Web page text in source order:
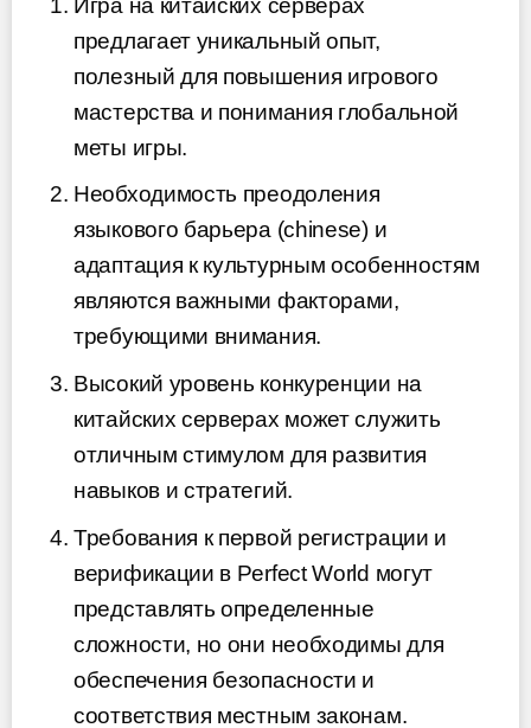
Игра на китайских серверах
предлагает уникальный опыт,
полезный для повышения игрового
мастерства и понимания глобальной
меты игры.
Необходимость преодоления
языкового барьера (chinese) и
адаптация к культурным особенностям
являются важными факторами,
требующими внимания.
Высокий уровень конкуренции на
китайских серверах может служить
отличным стимулом для развития
навыков и стратегий.
Требования к первой регистрации и
верификации в Perfect World могут
представлять определенные
сложности, но они необходимы для
обеспечения безопасности и
соответствия местным законам.